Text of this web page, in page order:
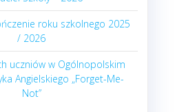
roku szkolnego 2025
/ 2026
uczniów w Ogólnopolskim
Angielskiego „Forget-Me-
Not”